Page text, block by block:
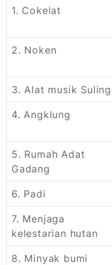
1. Cokelat
2. Noken
3. Alat musik Suling
4. Angklung
5. Rumah Adat
Gadang
6. Padi
7. Menjaga
kelestarian hutan
8. Minyak bumi